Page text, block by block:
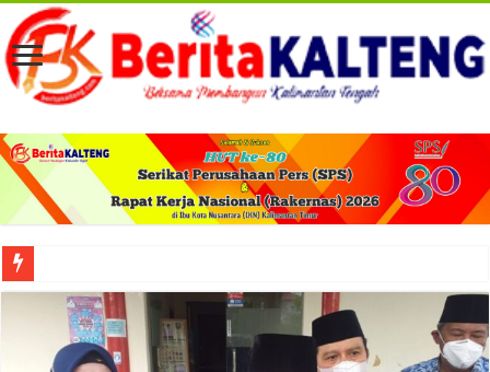
Viral! Selama Dua Bulan Lebih Siltap Serta Tunjangan Pemdes dan BPD di